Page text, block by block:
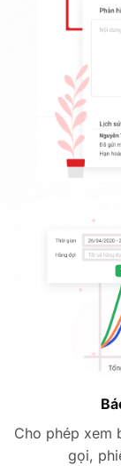
Cho phép xem
gọi,